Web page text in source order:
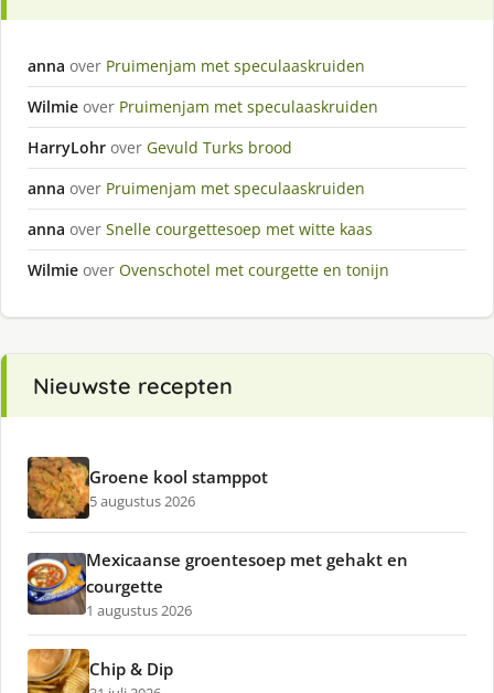
anna over Pruimenjam met speculaaskruiden
Wilmie over Pruimenjam met speculaaskruiden
HarryLohr over Gevuld Turks brood
anna over Pruimenjam met speculaaskruiden
anna over Snelle courgettesoep met witte kaas
Wilmie over Ovenschotel met courgette en tonijn
Nieuwste recepten
Groene kool stamppot
5 augustus 2026
Mexicaanse groentesoep met gehakt en
courgette
1 augustus 2026
Chip & Dip